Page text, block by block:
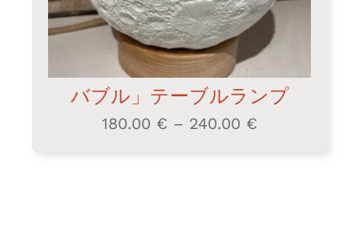
バブル」テーブルランプ
180.00 € – 240.00 €